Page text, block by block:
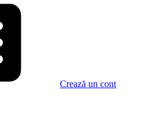
Crează un cont